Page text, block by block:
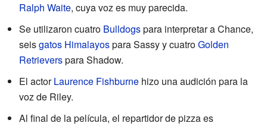
Ralph Waite, cuya voz es muy parecida.
Se utilizaron cuatro Bulldogspara interpretar a Chance,
seisgatos Himalayospara Sassy y cuatroGolden
Retrieverspara Shadow.
El actorLaurence Fishburne hizo una audición para la
voz de Riley.
Al final de la película, el repartidor de pizza es